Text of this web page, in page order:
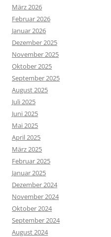
März 2026
Februar 2026
Januar 2026
Dezember 2025
November 2025
Oktober 2025
September 2025
August 2025
Juli 2025
Juni 2025
Mai 2025
April 2025
März 2025
Februar 2025
Januar 2025
Dezember 2024
November 2024
Oktober 2024
September 2024
August 2024